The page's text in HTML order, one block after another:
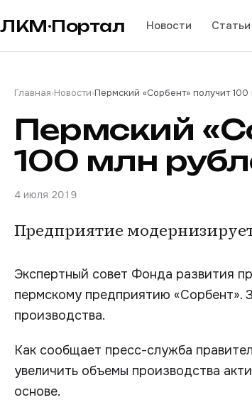
ЛКМ·Портал Новости Статьи
Главная›Новости›Пермский «Сорбент» получит
Пермский
100 млн
4 июля 2019
Предприятие
Экспертный совет Фонда развития
пермскому предприятию «Сорбент».
производства.
Как сообщает пресс-служба
увеличить объемы производства
основе.